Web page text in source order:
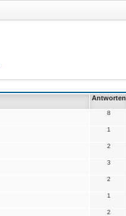
Antworten
8
1
2
3
2
1
2